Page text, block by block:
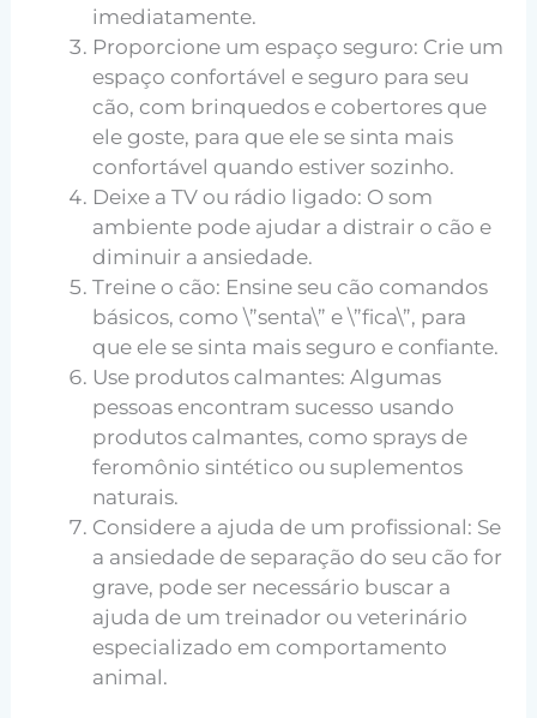
imediatamente.
Proporcione um espaço seguro: Crie um
espaço confortável e seguro para seu
cão, com brinquedos e cobertores que
ele goste, para que ele se sinta mais
confortável quando estiver sozinho.
Deixe a TV ou rádio ligado: O som
ambiente pode ajudar a distrair o cão e
diminuir a ansiedade.
Treine o cão: Ensine seu cão comandos
básicos, como \”senta\” e \”fica\”, para
que ele se sinta mais seguro e confiante.
Use produtos calmantes: Algumas
pessoas encontram sucesso usando
produtos calmantes, como sprays de
feromônio sintético ou suplementos
naturais.
Considere a ajuda de um profissional: Se
a ansiedade de separação do seu cão for
grave, pode ser necessário buscar a
ajuda de um treinador ou veterinário
especializado em comportamento
animal.